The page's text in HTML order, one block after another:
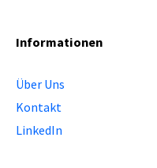
Informationen
Über Uns
Kontakt
LinkedIn